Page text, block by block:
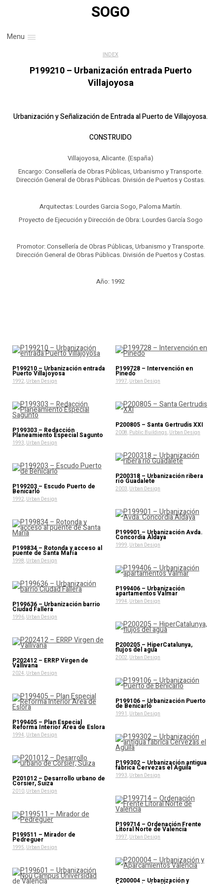
SOGO
Menu
INDEX
P199210 – Urbanización entrada Puerto
Villajoyosa
Urbanización y Señalización de Entrada al Puerto de Villajoyosa.
CONSTRUIDO
Villajoyosa, Alicante. (España)
Encargo: Consellería de Obras Públicas, Urbanismo y Transporte.
Dirección General de Obras Públicas. División de Puertos y Costas.
Arquitectas: Lourdes Garcia Sogo, Paloma Martín.
Proyecto de Ejecución y Dirección de Obra: Lourdes García Sogo
Promotor: Consellería de Obras Públicas, Urbanismo y Transporte.
Dirección General de Obras Públicas. División de Puertos y Costas.
Año: 1992
P199210 – Urbanización entrada
Puerto Villajoyosa
1992, Urban Design
P199728 – Intervención en
Pinedo
1997, Urban Design
P199303 – Redacción
Planeamiento Especial Sagunto
1993, Urban Design
P200805 – Santa Gertrudis XXI
2008, Public Buildings, Urban Design
P200318 – Urbanización ribera
río Guadalete
2003, Urban Design
P199203 – Escudo Puerto de
Benicarló
1992, Urban Design
P199901 – Urbanización Avda.
Concordia Aldaya
1999, Urban Design
P199834 – Rotonda y acceso al
puente de Santa María
1998, Urban Design
P199406 – Urbanización
apartamentos Valmar
1994, Urban Design
P199636 – Urbanización barrio
Ciudad Fallera
1996, Urban Design
P200205 – HiperCatalunya,
flujos del agua
2002, Urban Design
P202412 – ERRP Virgen de
Vallivana
2024, Urban Design
P199106 – Urbanización Puerto
de Benicarló
1991 , Urban Design
P199405 – Plan Especial
Reforma Interior Area de Eslora
1994, Urban Design
P199302 – Urbanización antigua
fábrica Cervezas el Aguila
1993, Urban Design
P201012 – Desarrollo urbano de
Corsier, Suiza
2010, Urban Design
P199714 – Ordenación Frente
Litoral Norte de Valencia
1997, Urban Design
P199511 – Mirador de
Pedreguer
1995, Urban Design
P200004 – Urbanización y